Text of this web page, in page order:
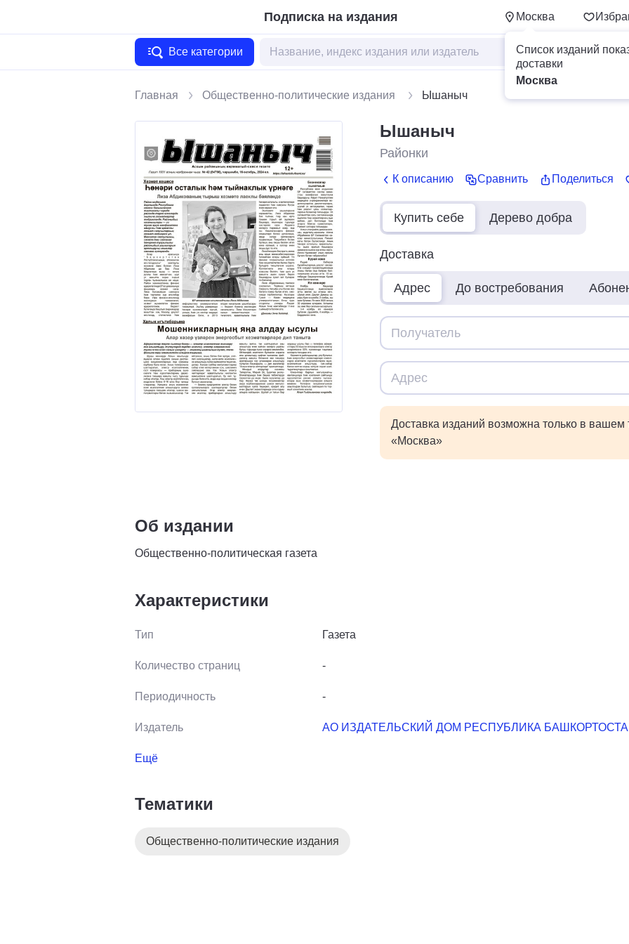
Подписка на издания Москва
Список изданий
доставки
Москва
Все категории
Главная Общественно-политические издания Ышаныч
Ышаныч
Районки
К описанию Сравнить Поделиться
Купить себе Дерево добра
Доставка
Адрес До востребования
Доставка изданий возможна только в вашем
«Москва»
Об издании
Общественно-политическая газета
Характеристики
Тип Газета
Количество страниц -
Периодичность -
Издатель АО ИЗДАТЕЛЬСКИЙ ДОМ РЕСПУБЛИКА
Ещё
Тематики
Общественно-политические издания